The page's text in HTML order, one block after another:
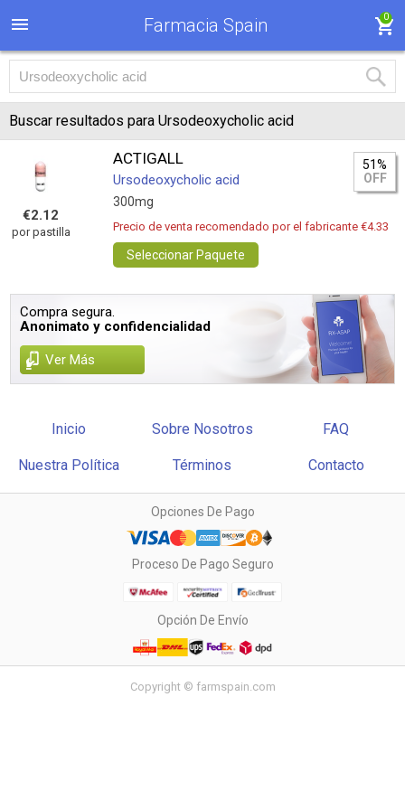
Farmacia Spain 0
Buscar resultados para Ursodeoxycholic acid
€2.12
por pastilla
ACTIGALL
Ursodeoxycholic acid
300mg
51%
OFF
Precio de venta recomendado por el fabricante €4.33
Seleccionar Paquete
Compra segura.
Anonimato y confidencialidad
Ver Más
Inicio Sobre Nosotros FAQ
Nuestra Política Términos Contacto
Opciones De Pago
Proceso De Pago Seguro
Opción De Envío
Copyright © farmspain.com